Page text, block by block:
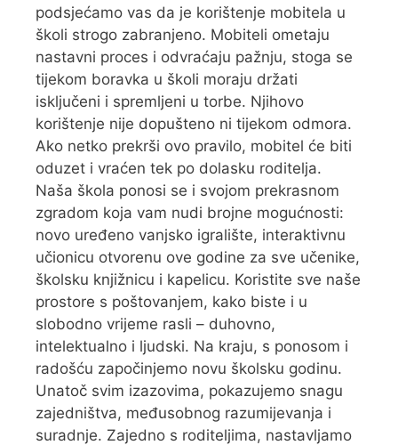
podsjećamo vas da je korištenje mobitela u
školi strogo zabranjeno. Mobiteli ometaju
nastavni proces i odvraćaju pažnju, stoga se
tijekom boravka u školi moraju držati
isključeni i spremljeni u torbe. Njihovo
korištenje nije dopušteno ni tijekom odmora.
Ako netko prekrši ovo pravilo, mobitel će biti
oduzet i vraćen tek po dolasku roditelja.
Naša škola ponosi se i svojom prekrasnom
zgradom koja vam nudi brojne mogućnosti:
novo uređeno vanjsko igralište, interaktivnu
učionicu otvorenu ove godine za sve učenike,
školsku knjižnicu i kapelicu. Koristite sve naše
prostore s poštovanjem, kako biste i u
slobodno vrijeme rasli – duhovno,
intelektualno i ljudski. Na kraju, s ponosom i
radošću započinjemo novu školsku godinu.
Unatoč svim izazovima, pokazujemo snagu
zajedništva, međusobnog razumijevanja i
suradnje. Zajedno s roditeljima, nastavljamo